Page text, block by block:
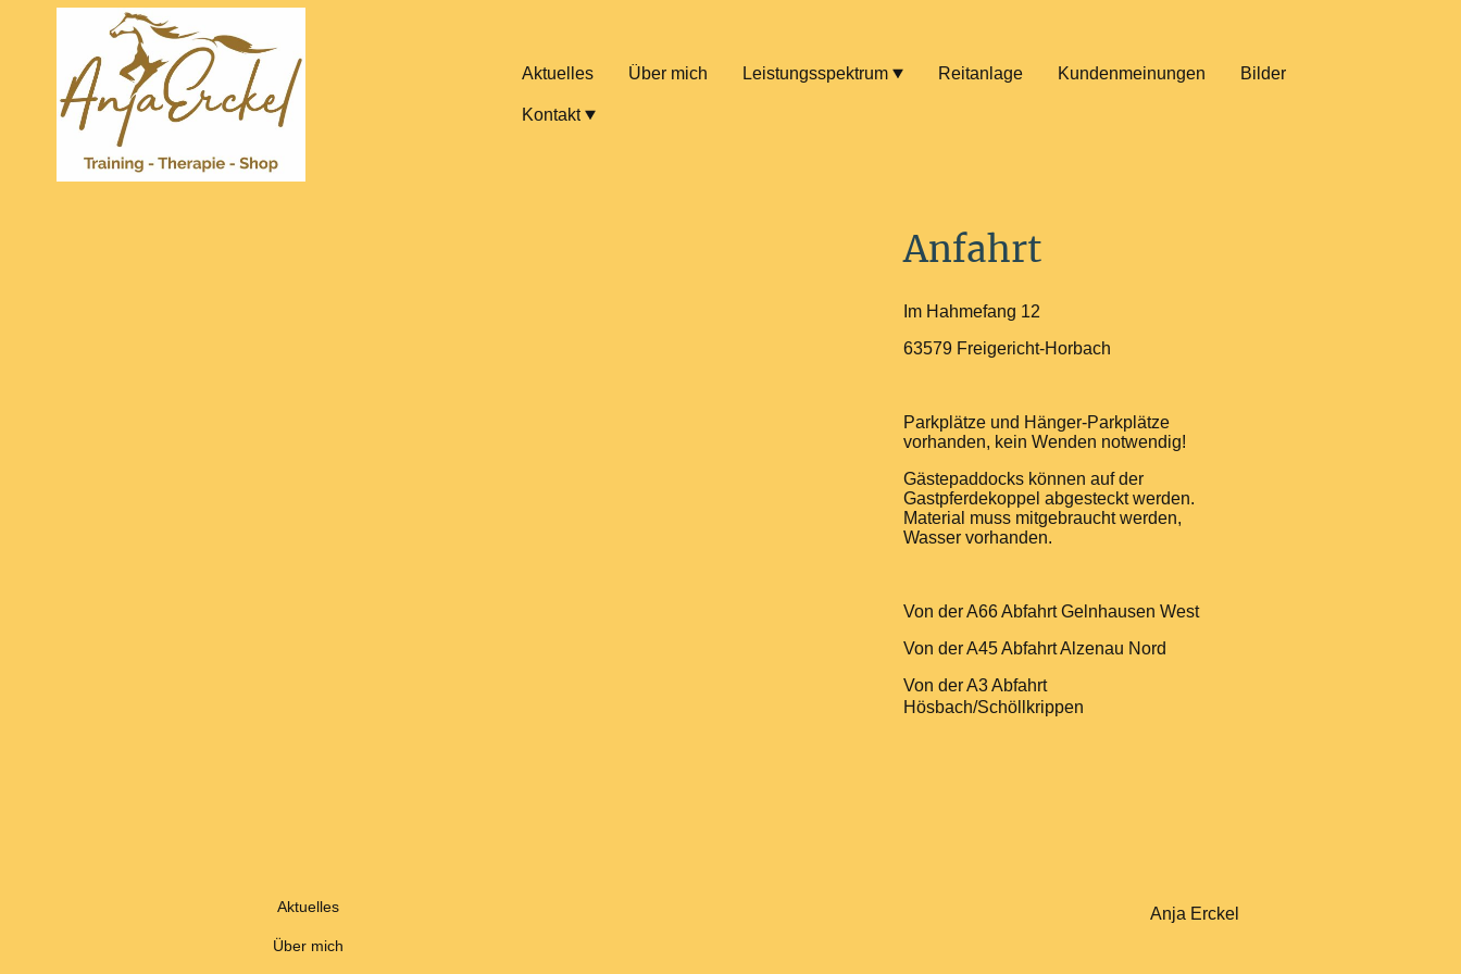
Aktuelles Über mich Leistungsspektrum Reitanlage Kundenmeinungen Bilder
Kontakt
Anfahrt
Im Hahmefang 12
63579 Freigericht-Horbach
Parkplätze und Hänger-Parkplätze
vorhanden, kein Wenden notwendig!
Gästepaddocks können auf der
Gastpferdekoppel abgesteckt werden.
Material muss mitgebraucht werden,
Wasser vorhanden.
Von der A66 Abfahrt Gelnhausen West
Von der A45 Abfahrt Alzenau Nord
Von der A3 Abfahrt
Hösbach/Schöllkrippen
Aktuelles
Über mich
Anja Erckel